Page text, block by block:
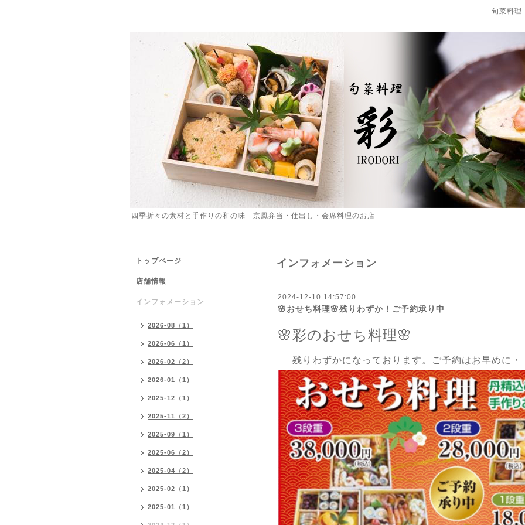
旬菜料
四季折々の素材と手作りの和の味 京風弁当・仕出し・会席料理のお店
インフォメーション
2024-12-10 14:57:00
🌸おせち料理🌸残りわずか！ご予約承り中
🌸彩のおせち料理🌸
残りわずかになっております。ご予約はお早めに・
トップページ
店舗情報
インフォメーション
2026-08（1）
2026-06（1）
2026-02（2）
2026-01（1）
2025-12（1）
2025-11（2）
2025-09（1）
2025-06（2）
2025-04（2）
2025-02（1）
2025-01（1）